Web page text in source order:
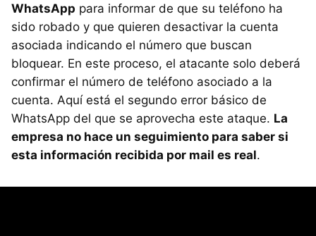
WhatsApp para informar de que su teléfono ha
sido robado y que quieren desactivar la cuenta
asociada indicando el número que buscan
bloquear. En este proceso, el atacante solo deberá
confirmar el número de teléfono asociado a la
cuenta. Aquí está el segundo error básico de
WhatsApp del que se aprovecha este ataque. La
empresa no hace un seguimiento para saber si
esta información recibida por mail es real.